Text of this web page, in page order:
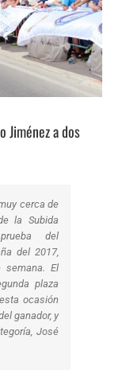
Jiménez a dos
cerca de
la Subida
del
del 2017,
El
plaza
ocasión
ganador, y
José